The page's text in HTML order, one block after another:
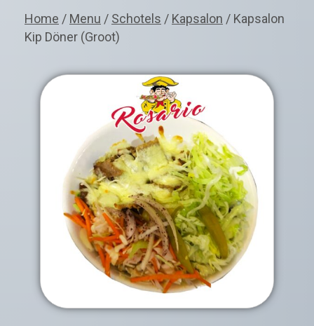
Home / Menu / Schotels / Kapsalon / Kapsalon
Kip Döner (Groot)